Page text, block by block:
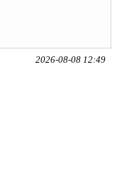
2026-08-08 12:49